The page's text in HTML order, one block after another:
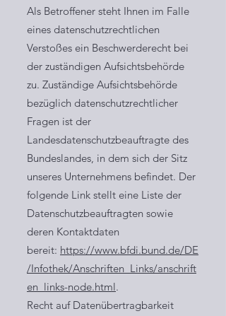
Als Betroffener steht Ihnen im Falle
eines datenschutzrechtlichen
Verstoßes ein Beschwerderecht bei
der zuständigen Aufsichtsbehörde
zu. Zuständige Aufsichtsbehörde
bezüglich datenschutzrechtlicher
Fragen ist der
Landesdatenschutzbeauftragte des
Bundeslandes, in dem sich der Sitz
unseres Unternehmens befindet. Der
folgende Link stellt eine Liste der
Datenschutzbeauftragten sowie
deren Kontaktdaten
bereit: https://www.bfdi.bund.de/DE
/Infothek/Anschriften_Links/anschrift
en_links-node.html.
Recht auf Datenübertragbarkeit